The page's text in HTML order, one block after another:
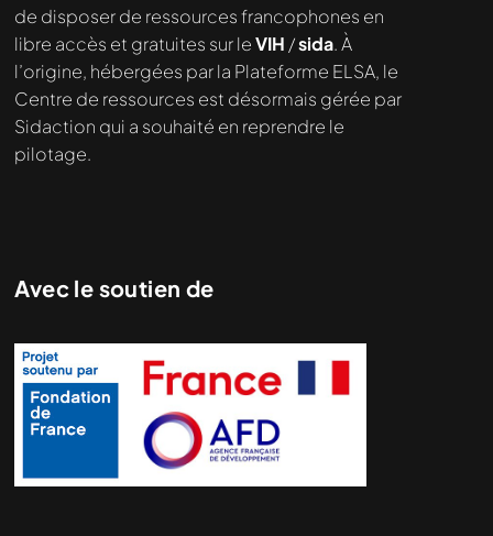
de disposer de ressources francophones en
libre accès et gratuites sur leVIH /sida. À
l’origine, hébergées par la Plateforme ELSA, le
Centre de ressources est désormais gérée par
Sidaction qui a souhaité en reprendre le
pilotage.
Avec le soutien de